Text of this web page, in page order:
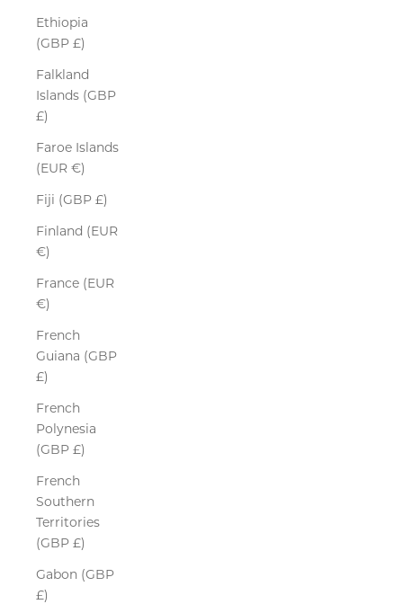
Ethiopia
(GBP £)
Falkland
Islands (GBP
£)
Faroe Islands
(EUR €)
Fiji (GBP £)
Finland (EUR
€)
France (EUR
€)
French
Guiana (GBP
£)
French
Polynesia
(GBP £)
French
Southern
Territories
(GBP £)
Gabon (GBP
£)